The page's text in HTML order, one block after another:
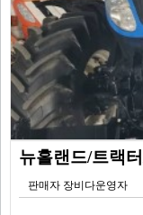
뉴홀랜드/트랙
판매자 장비다운영자